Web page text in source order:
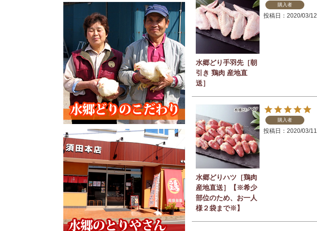
水郷どり手羽先［朝
引き 鶏肉 産地直
送］
購入者
投稿日 2020/03/12
水郷どりハツ［鶏肉
産地直送］【※希少
部位のため、お一人
様２袋まで※】
購入者
投稿日 2020/03/11